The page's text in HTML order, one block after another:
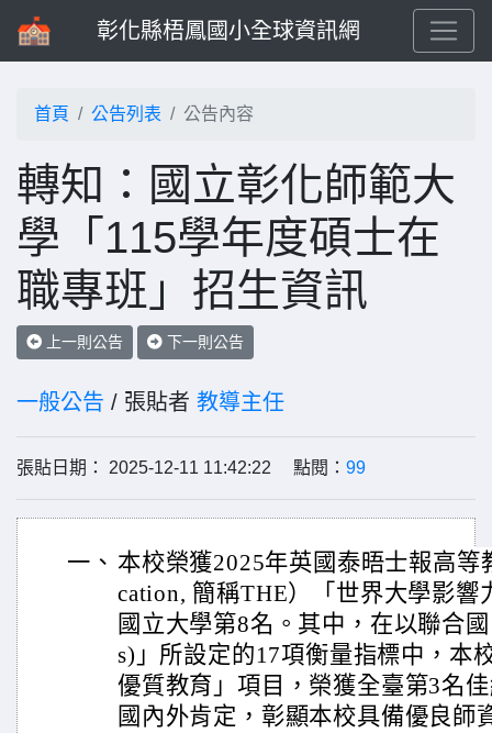
彰化縣梧鳳國小全球資訊網
首頁 公告列表 公告內容
轉知：國立彰化師範大
學「115學年度碩士在
職專班」招生資訊
上一則公告 下一則公告
一般公告 / 張貼者 教導主任
張貼日期： 2025-12-11 11:42:22 點閱： 99
一、 本校榮獲2025年英國泰晤士報高等
cation, 簡稱THE）「世界大學影響
國立大學第8名。其中，在以聯合
s)」所設定的17項衡量指標中，本
優質教育」項目，榮獲全臺第3名
國內外肯定，彰顯本校具備優良師